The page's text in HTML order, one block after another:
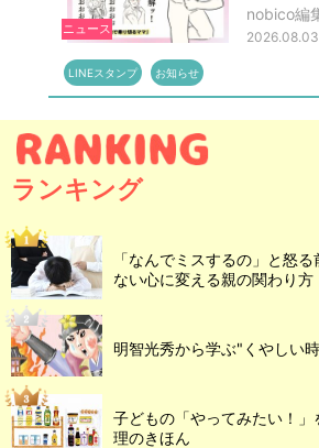
ニュース
nobico編
2026.08.03
LINEスタンプ お知らせ
ランキング
「なんでミスするの」と怒
ない心に変える親の関わり方
明智光秀から学ぶ"くやしい
子どもの「やってみたい！
理のきほん